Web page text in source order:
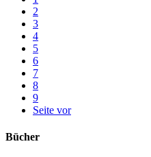
2
3
4
5
6
7
8
9
Seite vor
Bücher